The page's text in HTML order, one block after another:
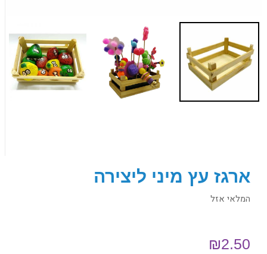
ארגז עץ מיני ליצירה
המלאי אזל
₪2.50